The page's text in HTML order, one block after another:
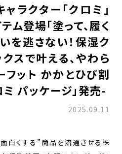
ラクター「クロミ」
ム登場「塗って、履く
を逃さない！保湿ク
スで叶える、やわら
フット かかとひび割
パッケージ」発売-
2025.09.11
白くする”商品を流通させる株